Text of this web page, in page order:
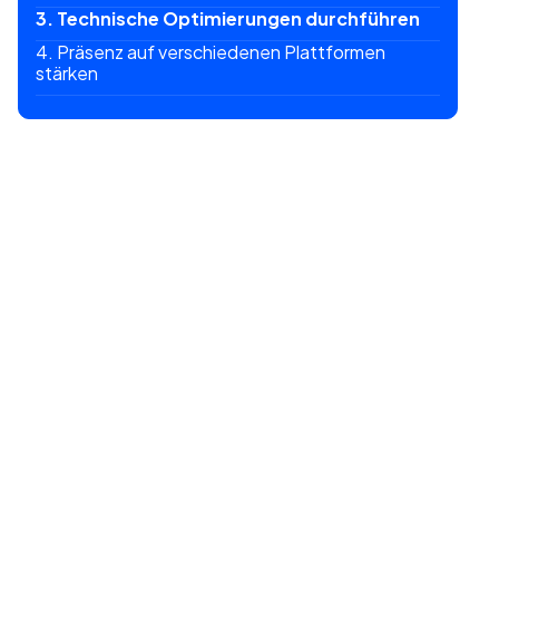
3. Technische Optimierungen durchführen
4. Präsenz auf verschiedenen Plattformen
stärken